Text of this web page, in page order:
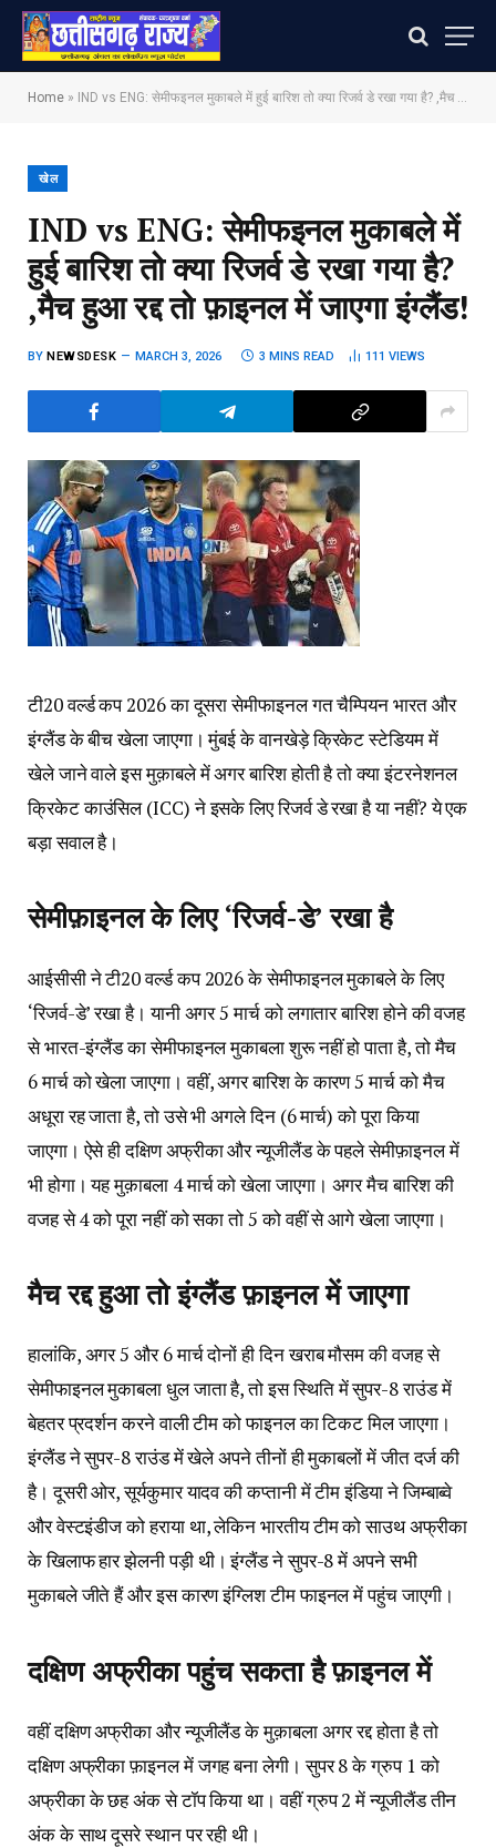
Home » IND vs ENG: सेमीफइनल मुकाबले में हुई बारिश तो क्या रिजर्व डे रखा गया है? ,मैच हुआ रद्द तो फ़ाइनल में जाएगा इंग्लैंड!
खेल
IND vs ENG: सेमीफइनल मुकाबले में
हुई बारिश तो क्या रिजर्व डे रखा गया है?
,मैच हुआ रद्द तो फ़ाइनल में जाएगा इंग्लैंड!
BY NEWSDESK MARCH 3, 2026 3 MINS READ 111VIEWS
टी20 वर्ल्ड कप 2026 का दूसरा सेमीफाइनल गत चैम्पियन भारत और
इंग्लैंड के बीच खेला जाएगा। मुंबई के वानखेड़े क्रिकेट स्टेडियम में
खेले जाने वाले इस मुक़ाबले में अगर बारिश होती है तो क्या इंटरनेशनल
क्रिकेट काउंसिल (ICC) ने इसके लिए रिजर्व डे रखा है या नहीं? ये एक
बड़ा सवाल है।
सेमीफ़ाइनल के लिए ‘रिजर्व-डे’ रखा है
आईसीसी ने टी20 वर्ल्ड कप 2026 के सेमीफाइनल मुकाबले के लिए
‘रिजर्व-डे’ रखा है। यानी अगर 5 मार्च को लगातार बारिश होने की वजह
से भारत-इंग्लैंड का सेमीफाइनल मुकाबला शुरू नहीं हो पाता है, तो मैच
6 मार्च को खेला जाएगा। वहीं, अगर बारिश के कारण 5 मार्च को मैच
अधूरा रह जाता है, तो उसे भी अगले दिन (6 मार्च) को पूरा किया
जाएगा। ऐसे ही दक्षिण अफ्रीका और न्यूजीलैंड के पहले सेमीफ़ाइनल में
भी होगा। यह मुक़ाबला 4 मार्च को खेला जाएगा। अगर मैच बारिश की
वजह से 4 को पूरा नहीं को सका तो 5 को वहीं से आगे खेला जाएगा।
मैच रद्द हुआ तो इंग्लैंड फ़ाइनल में जाएगा
हालांकि, अगर 5 और 6 मार्च दोनों ही दिन खराब मौसम की वजह से
सेमीफाइनल मुकाबला धुल जाता है, तो इस स्थिति में सुपर-8 राउंड में
बेहतर प्रदर्शन करने वाली टीम को फाइनल का टिकट मिल जाएगा।
इंग्लैंड ने सुपर-8 राउंड में खेले अपने तीनों ही मुकाबलों में जीत दर्ज की
है। दूसरी ओर, सूर्यकुमार यादव की कप्तानी में टीम इंडिया ने जिम्बाब्वे
और वेस्टइंडीज को हराया था, लेकिन भारतीय टीम को साउथ अफ्रीका
के खिलाफ हार झेलनी पड़ी थी। इंग्लैंड ने सुपर-8 में अपने सभी
मुकाबले जीते हैं और इस कारण इंग्लिश टीम फाइनल में पहुंच जाएगी।
दक्षिण अफ्रीका पहुंच सकता है फ़ाइनल में
वहीं दक्षिण अफ्रीका और न्यूजीलैंड के मुक़ाबला अगर रद्द होता है तो
दक्षिण अफ्रीका फ़ाइनल में जगह बना लेगी। सुपर 8 के ग्रुप 1 को
अफ्रीका के छह अंक से टॉप किया था। वहीं ग्रुप 2 में न्यूजीलैंड तीन
अंक के साथ दूसरे स्थान पर रही थी।